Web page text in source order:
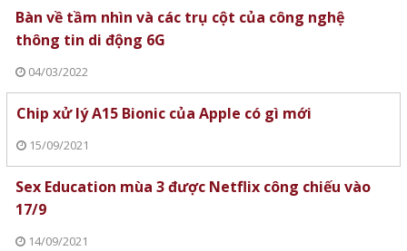
Bàn về tầm nhìn và các trụ cột của công nghệ
thông tin di động 6G
04/03/2022
Chip xử lý A15 Bionic của Apple có gì mới
15/09/2021
Sex Education mùa 3 được Netflix công chiếu vào
17/9
14/09/2021